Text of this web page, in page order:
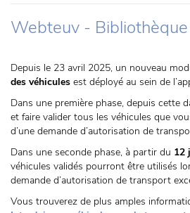
Webteuv -
Depuis le 23 avril 2025, un nouveau
des véhicules est déployé au sein de
Dans une première phase, depuis cette
et faire valider tous les véhicules que
d’une demande d’autorisation de
Dans une seconde phase, à partir du 12
véhicules validés pourront être utilisés
demande d’autorisation de transport
Vous trouverez de plus amples